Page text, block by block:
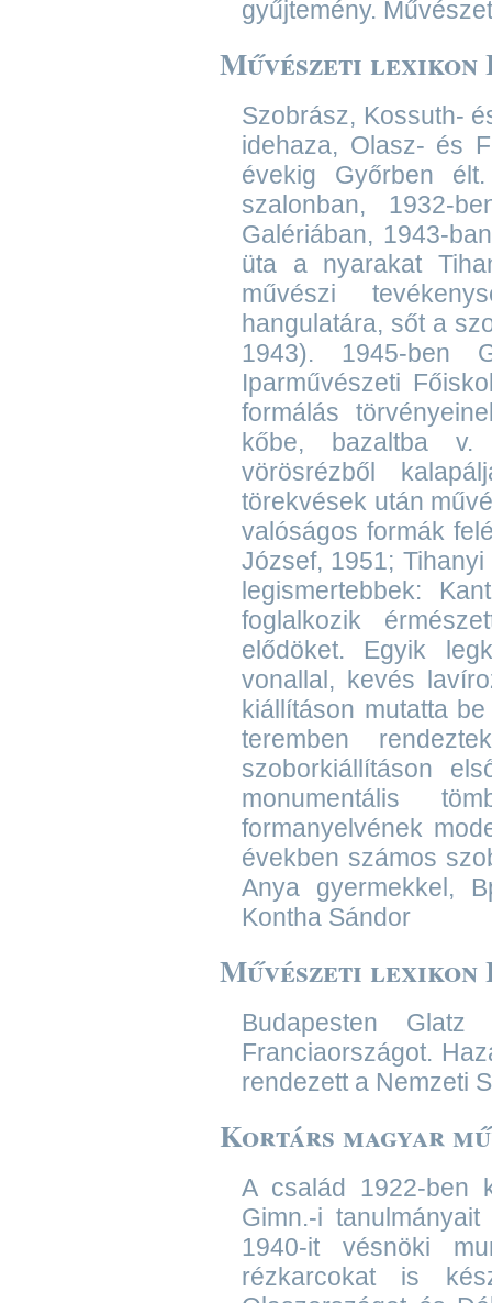
gyűjtemény.
Művészeti lexikon
Szobrász, Kossuth-
idehaza, Olasz- és
évekig Győrben
szalonban, 1932-
Galériában, 1943-
üta a nyarakat
művészi
hangulatára, sőt a
1943). 1945-ben
Iparművészeti
formálás
kőbe, bazaltba v.
vörösrézből
törekvések után
valóságos formák
József, 1951;
legismertebbek:
foglalkozik
elődöket. Egyik
vonallal, kevés
kiállításon mutatta
teremben
szoborkiállításon
monumentális
formanyelvének
években számos
Anya gyermekkel,
Kontha Sándor
Művészeti lexikon
Budapesten
Franciaországot.
rendezett a Nemzeti
Kortárs magyar
A család 1922-ben
Gimn.-i
1940-it vésnöki
rézkarcokat is